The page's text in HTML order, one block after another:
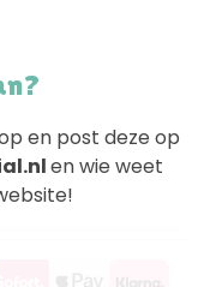
en post deze op
en wie weet